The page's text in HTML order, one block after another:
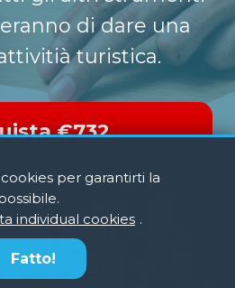
di dare una
turistica.
€732
per garantirti la
individual cookies .
Fatto!